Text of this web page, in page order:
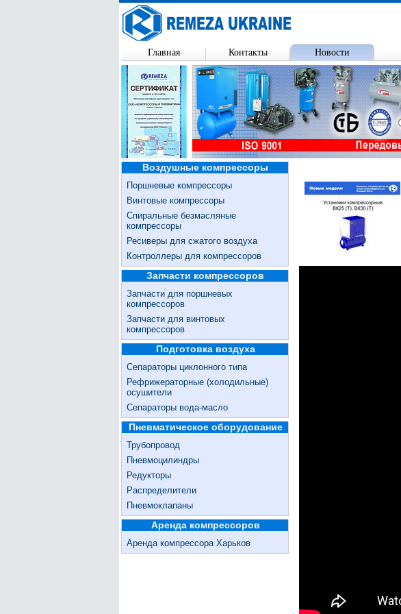
Воздушные компрессоры
Поршневые компрессоры
Винтовые компрессоры
Спиральные безмасляные
компрессоры
Ресиверы для сжатого воздуха
Контроллеры для компрессоров
Запчасти компрессоров
Запчасти для поршневых
компрессоров
Запчасти для винтовых
компрессоров
Подготовка воздуха
Сепараторы циклонного типа
Рефрижераторные (холодильные)
осушители
Сепараторы вода-масло
Пневматическое оборудование
Трубопровод
Пневмоцилиндры
Редукторы
Распределители
Пневмоклапаны
Аренда компрессоров
Аренда компрессора Харьков
Главная Контакты Новости